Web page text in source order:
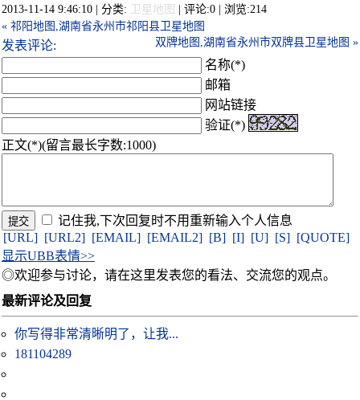
2013-11-14 9:46:10 | 分类:
卫星地图 | 评论:0 | 浏览:214
« 祁阳地图,湖南省永州市祁阳县卫星地图
双牌地图,湖南省永州市双牌县卫星地图 »
发表评论:
名称(*)
邮箱
网站链接
验证(*)
正文(*)(留言最长字数:1000)
记住我,下次回复时不用重新输入个人信息
[URL] [URL2] [EMAIL] [EMAIL2] [B] [I] [U] [S] [QUOTE]
显示UBB表情>>
◎欢迎参与讨论，请在这里发表您的看法、交流您的观点。
最新评论及回复
你写得非常清晰明了，让我...
181104289